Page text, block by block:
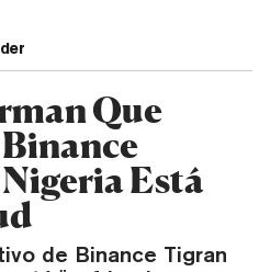
Que
Está
de Binance Tigran